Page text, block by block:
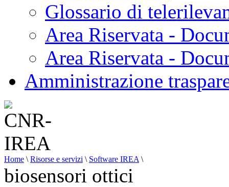
Glossario di
Area Riservata -
Area Riservata -
Amministrazione
Home \ Risorse e servizi \ Software IREA \
biosensori ottici